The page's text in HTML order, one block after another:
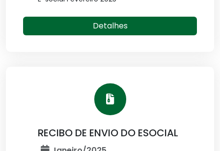
Detalhes
RECIBO DE ENVIO DO ESOCIAL